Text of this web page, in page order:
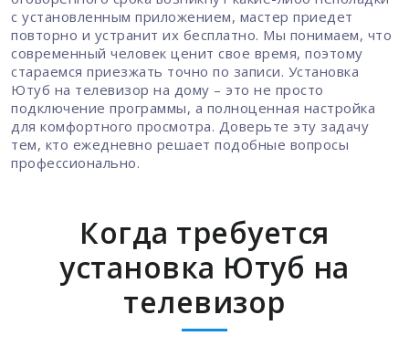
с установленным приложением, мастер приедет
повторно и устранит их бесплатно. Мы понимаем, что
современный человек ценит свое время, поэтому
стараемся приезжать точно по записи. Установка
Ютуб на телевизор на дому – это не просто
подключение программы, а полноценная настройка
для комфортного просмотра. Доверьте эту задачу
тем, кто ежедневно решает подобные вопросы
профессионально.
Когда требуется
установка Ютуб на
телевизор